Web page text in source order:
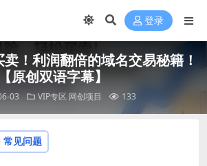
登录
！利润翻倍的域名交易秘籍！
【原创双语字幕】
03 VIP专区 网创项目 133
常见问题